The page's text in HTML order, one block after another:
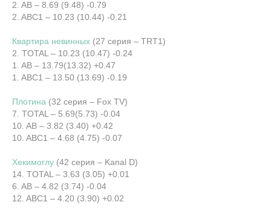
2. AB – 8.69 (9.48) -0.79
2. ABC1 – 10.23 (10.44) -0.21
Квартира невинных (27 серия – TRT1)
2. TOTAL – 10.23 (10.47) -0.24
1. AB – 13.79(13.32) +0.47
1. ABC1 – 13.50 (13.69) -0.19
Плотина (32 серия – Fox TV)
7. TOTAL – 5.69(5.73) -0.04
10. AB – 3.82 (3.40) +0.42
10. ABC1 – 4.68 (4.75) -0.07
Хекимоглу (42 серия – Kanal D)
14. TOTAL – 3.63 (3.05) +0.01
6. AB – 4.82 (3.74) -0.04
12. ABC1 – 4.20 (3.90) +0.02